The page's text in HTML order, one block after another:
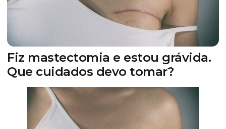
Fiz mastectomia e estou grávida.
Que cuidados devo tomar?